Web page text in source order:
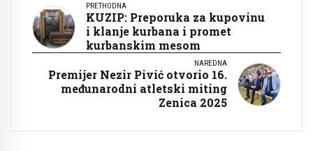
PRETHODNA
KUZIP: Preporuka za kupovinu
i klanje kurbana i promet
kurbanskim mesom
NAREDNA
Premijer Nezir Pivić otvorio 16.
međunarodni atletski miting
Zenica 2025